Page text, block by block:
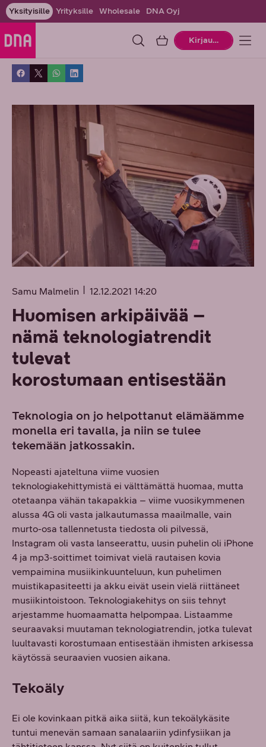
Yksityisille Yrityksille Wholesale DNA Oyj
OstoskoriKirjaudu
Samu Malmelin 12.12.2021 14:20
Huomisen arkipäivää –
nämä teknologiatrendit
tulevat
korostumaan entisestään
Teknologia on jo helpottanut elämäämme
monella eri tavalla, ja niin se tulee
tekemään jatkossakin.
Nopeasti ajateltuna viime vuosien
teknologiakehittymistä ei välttämättä huomaa, mutta
otetaanpa vähän takapakkia – viime vuosikymmenen
alussa 4G oli vasta jalkautumassa maailmalle, vain
murto-osa tallennetusta tiedosta oli pilvessä,
Instagram oli vasta lanseerattu, uusin puhelin oli iPhone
4 ja mp3-soittimet toimivat vielä rautaisen kovia
vempaimina musiikinkuunteluun, kun puhelimen
muistikapasiteetti ja akku eivät usein vielä riittäneet
musiikintoistoon. Teknologiakehitys on siis tehnyt
arjestamme huomaamatta helpompaa. Listaamme
seuraavaksi muutaman teknologiatrendin, jotka tulevat
luultavasti korostumaan entisestään ihmisten arkisessa
käytössä seuraavien vuosien aikana.
Tekoäly
Ei ole kovinkaan pitkä aika siitä, kun tekoälykäsite
tuntui menevän samaan sanalaariin ydinfysiikan ja